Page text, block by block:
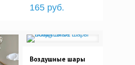
165 руб.
Воздушные шары